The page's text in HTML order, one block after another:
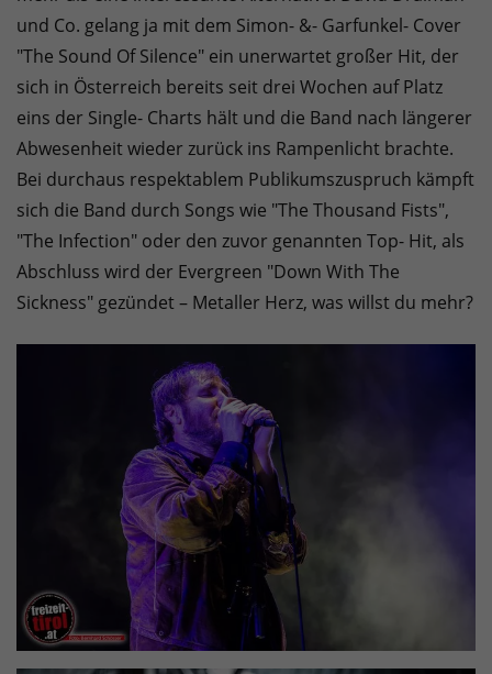
und Co. gelang ja mit dem Simon- &- Garfunkel- Cover
"The Sound Of Silence" ein unerwartet großer Hit, der
sich in Österreich bereits seit drei Wochen auf Platz
eins der Single- Charts hält und die Band nach längerer
Abwesenheit wieder zurück ins Rampenlicht brachte.
Bei durchaus respektablem Publikumszuspruch kämpft
sich die Band durch Songs wie "The Thousand Fists",
"The Infection" oder den zuvor genannten Top- Hit, als
Abschluss wird der Evergreen "Down With The
Sickness" gezündet – Metaller Herz, was willst du mehr?